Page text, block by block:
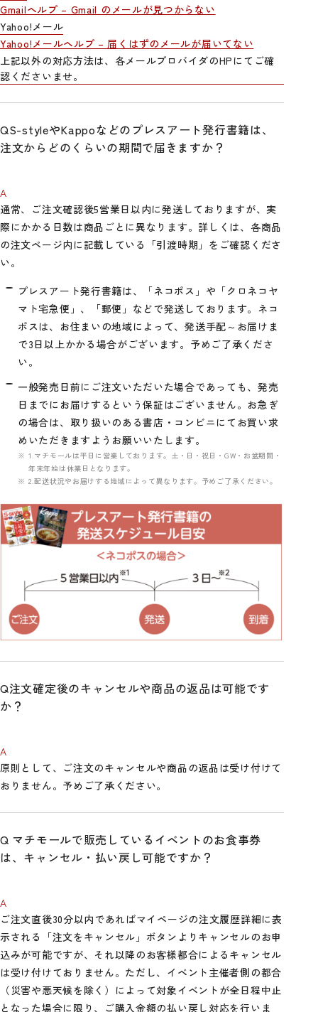
Gmailヘルプ – Gmail のメールが見つからない
Yahoo!メール
Yahoo!メールヘルプ – 届くはずのメールが届いてない
上記以外の対応方法は、各メールプロバイダのHPにてご確
認くださいませ。
S-styleやKappoなどのプレスアート発行書籍は、
注文からどのくらいの期間で届きますか？
通常、ご注文確認後5営業日以内に発送しておりますが、実
際にかかる日数は商品ごとに異なります。詳しくは、各商品
の注文ページ内に記載している「引渡時期」をご確認くださ
い。
プレスアート発行書籍は、「ネコポス」や「クロネコヤ
マト宅急便」、「郵便」などで発送しております。ネコ
ポスは、お住まいの地域によって、発送手配～お届けま
で3日以上かかる場合がございます。予めご了承くださ
い。
一般発売日前にご注文いただいた場合であっても、発売
日までにお届けするという保証はございません。お急ぎ
の場合は、取り扱いのある書店・コンビニにてお買い求
めいただきますようお願いいたします。
1.マチモールは平日に営業しております。土・日・祝日・GW・お盆期間・
年末年始は休業日となります。
2.配送状況やお届けする地域によって異なります。予めご了承ください。
注文確定後のキャンセルや商品の返品は可能です
か？
原則として、ご注文のキャンセルや商品の返品は受け付けて
おりません。予めご了承ください。
マチモールで販売しているイベントのお食事券
は、キャンセル・払い戻し可能ですか？
ご注文直後30分以内であればマイページの注文履歴詳細に表
示される「注文をキャンセル」ボタンよりキャンセルのお申
込みが可能ですが、それ以降のお客様都合によるキャンセル
は受け付けておりません。ただし、イベント主催者側の都合
（災害や悪天候を除く）によって対象イベントが全日程中止
となった場合に限り、ご購入金額の払い戻し対応を行いま